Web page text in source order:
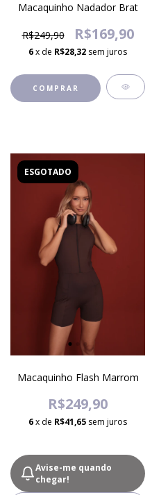
Macaquinho Nadador Brat
R$249,90 R$169,90
6x de R$28,32 sem juros
COMPRAR
ESGOTADO
Macaquinho Flash Marrom
R$249,90
6x de R$41,65 sem juros
Avise-me quando
chegar!